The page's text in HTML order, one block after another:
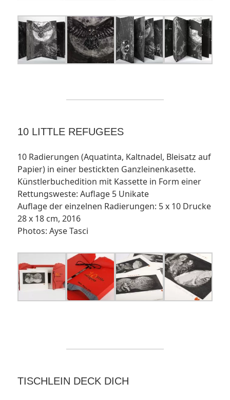
10 LITTLE REFUGEES
10 Radierungen (Aquatinta, Kaltnadel, Bleisatz auf
Papier) in einer bestickten Ganzleinenkasette.
Künstlerbuchedition mit Kassette in Form einer
Rettungsweste: Auflage 5 Unikate
Auflage der einzelnen Radierungen: 5 x 10 Drucke
28 x 18 cm, 2016
Photos: Ayse Tasci
TISCHLEIN DECK DICH